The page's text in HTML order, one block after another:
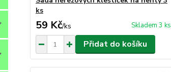
ks
59 Kč/ks Skladem 3 ks
Přidat do košíku